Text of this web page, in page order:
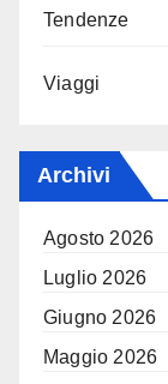
Tendenze
Viaggi
Archivi
Agosto 2026
Luglio 2026
Giugno 2026
Maggio 2026